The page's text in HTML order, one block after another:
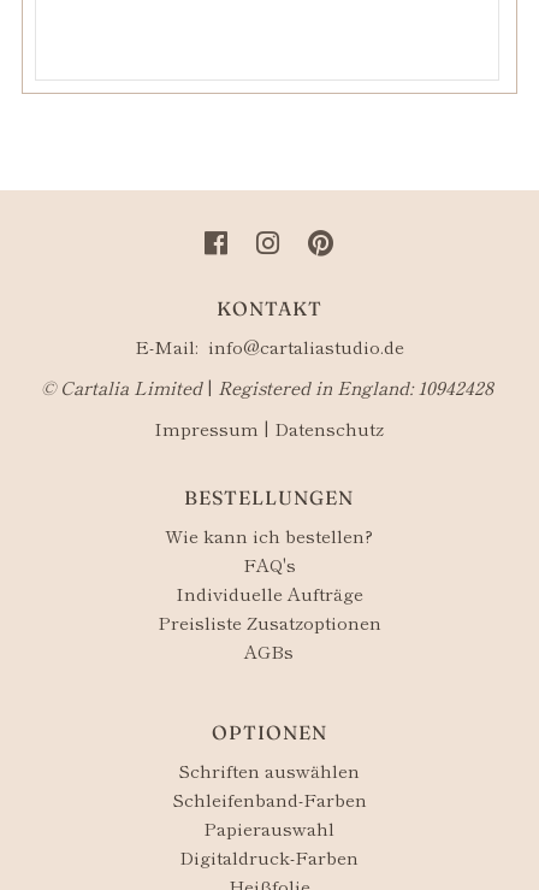
KONTAKT
E-Mail: info@cartaliastudio.de
©​ Cartalia Limited| Registered in England: 10942428
Impressum | Datenschutz
BESTELLUNGEN
Wie kann ich bestellen?
FAQ's
Individuelle Aufträge
Preisliste Zusatzoptionen
AGBs
OPTIONEN
Schriften auswählen
Schleifenband-Farben
Papierauswahl
Digitaldruck-Farben